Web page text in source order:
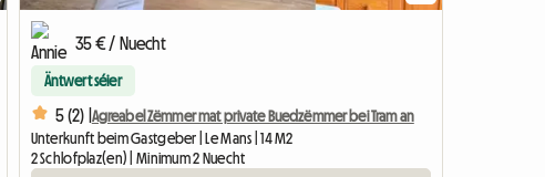
35 € / Nuecht
Äntwert séier
5 (2) | Agreabel Zëmmer mat private Buedzëmmer bei Tram an
Unterkunft beim Gastgeber | Le Mans | 14 M2
2 Schlofplaz(en) | Minimum 2 Nuecht